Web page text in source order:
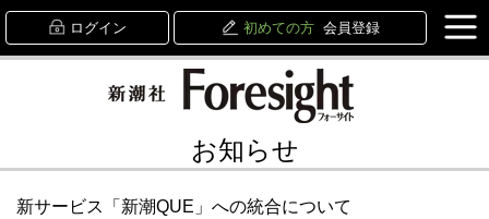
ログイン 初めての方 会員登録
お知らせ
新サービス「新潮QUE」への統合について